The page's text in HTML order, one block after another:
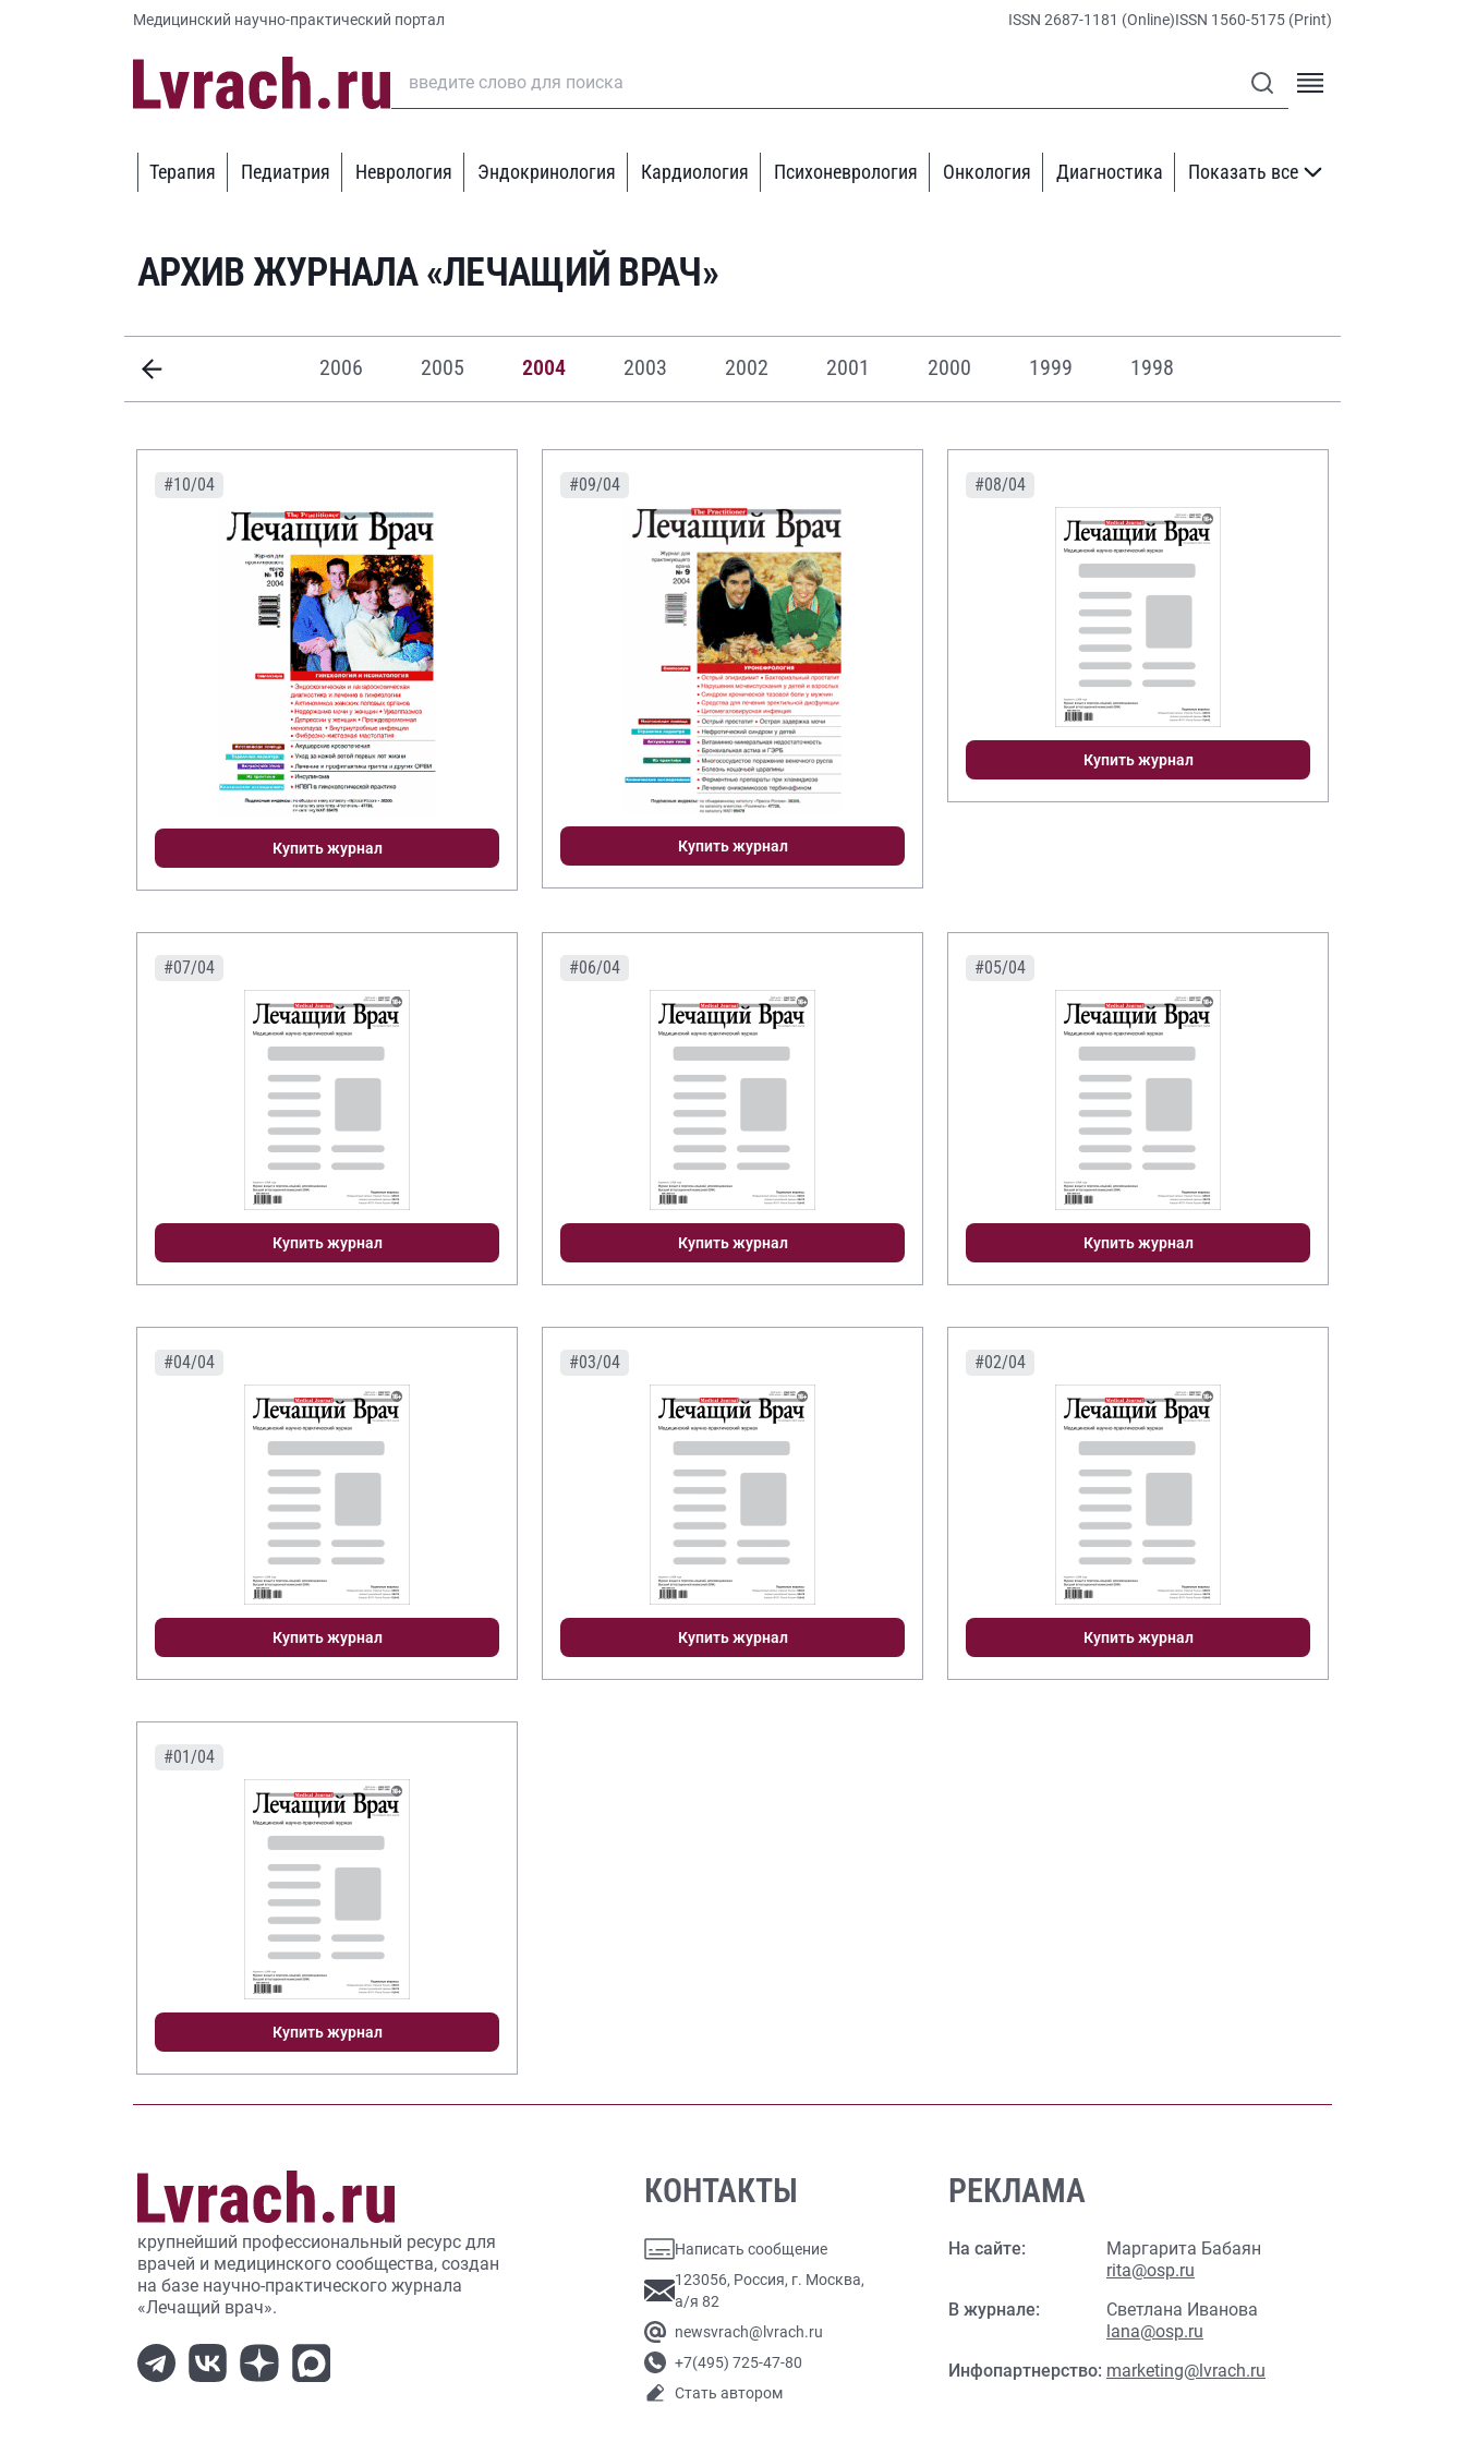
Медицинский научно-практический портал ISSN 2687-1181 (Online)ISSN 1560-5175 (Print)
Терапия Педиатрия Неврология Эндокринология Кардиология Психоневрология Онкология Диагностика Показать все
АРХИВ ЖУРНАЛА «ЛЕЧАЩИЙ ВРАЧ»
2006 2005 2004 2003 2002 2001 2000 1999 1998
#10/04
Купить журнал
#09/04
Купить журнал
#08/04
Купить журнал
#07/04
Купить журнал
#06/04
Купить журнал
#05/04
Купить журнал
#04/04
Купить журнал
#03/04
Купить журнал
#02/04
Купить журнал
#01/04
Купить журнал
крупнейший профессиональный ресурс для
врачей и медицинского сообщества, создан
на базе научно-практического журнала
«Лечащий врач».
КОНТАКТЫ
Написать сообщение
123056, Россия, г. Москва,
а/я 82
newsvrach@lvrach.ru
+7(495) 725-47-80
Стать автором
РЕКЛАМА
На сайте:
Маргарита Бабаян
rita@osp.ru
В журнале:
Светлана Иванова
lana@osp.ru
Инфопартнерство: marketing@lvrach.ru